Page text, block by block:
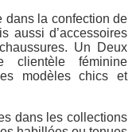
dans la confection de
aussi d’accessoires
Un Deux
clientèle féminine
modèles chics et
dans les collections